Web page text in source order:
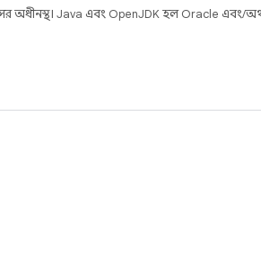
অধীনস্থ। Java এবং OpenJDK হল Oracle এবং/